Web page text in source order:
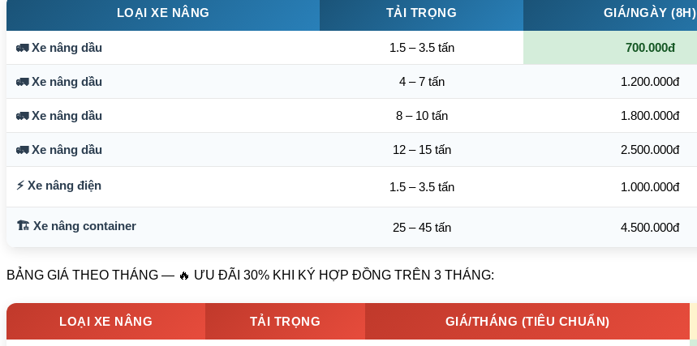
LOẠI XE NÂNG TẢI TRỌNG GIÁ/NGÀY (8H)
🚛 Xe nâng dầu 1.5 – 3.5 tấn 700.000đ
🚛 Xe nâng dầu 4 – 7 tấn 1.200.000đ
🚛 Xe nâng dầu 8 – 10 tấn 1.800.000đ
🚛 Xe nâng dầu 12 – 15 tấn 2.500.000đ
⚡ Xe nâng điện 1.5 – 3.5 tấn 1.000.000đ
🏗️ Xe nâng container 25 – 45 tấn 4.500.000đ
BẢNG GIÁ THEO THÁNG — 🔥 ƯU ĐÃI 30% KHI KÝ HỢP ĐỒNG TRÊN 3 THÁNG:
LOẠI XE NÂNG TẢI TRỌNG GIÁ/THÁNG (TIÊU CHUẨN)